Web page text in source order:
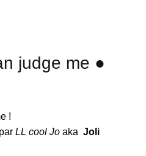
judge me ●
!
LL cool Joaka Joli